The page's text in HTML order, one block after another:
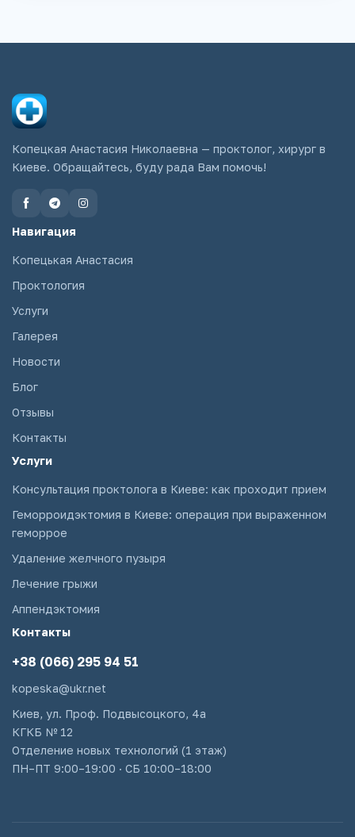
Копецкая Анастасия Николаевна — проктолог, хирург в
Киеве. Обращайтесь, буду рада Вам помочь!
Навигация
Копецькая Анастасия
Проктология
Услуги
Галерея
Новости
Блог
Отзывы
Контакты
Услуги
Консультация проктолога в Киеве: как проходит прием
Геморроидэктомия в Киеве: операция при выраженном
геморрое
Удаление желчного пузыря
Лечение грыжи
Аппендэктомия
Контакты
+38 (066) 295 94 51
kopeska@ukr.net
Киев, ул. Проф. Подвысоцкого, 4а
КГКБ № 12
Отделение новых технологий (1 этаж)
ПН–ПТ 9:00–19:00 · СБ 10:00–18:00